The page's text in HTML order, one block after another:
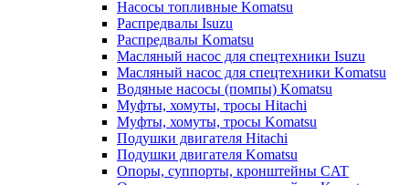
Насосы топливные Komatsu
Распредвалы Isuzu
Распредвалы Komatsu
Масляный насос для спецтехники Isuzu
Масляный насос для спецтехники Komatsu
Водяные насосы (помпы) Komatsu
Муфты, хомуты, тросы Hitachi
Муфты, хомуты, тросы Komatsu
Подушки двигателя Hitachi
Подушки двигателя Komatsu
Опоры, суппорты, кронштейны CAT